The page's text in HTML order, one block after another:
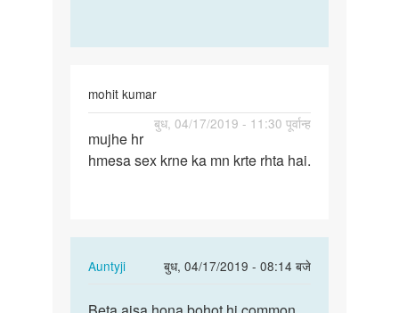
mohit kumar
बुध, 04/17/2019 - 11:30 पूर्वान्ह
mujhe
hr
mujhe hr
hmesa sex krne ka mn krte rhta hai.
Auntyji
बुध, 04/17/2019 - 08:14 बजे
In
to
Beta